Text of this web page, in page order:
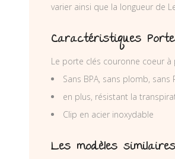
varier ainsi que la longueur de
Caractéristiques
Le porte clés couronne coeur
Sans BPA, sans plomb,
en plus, résistant la
Clip en acier inoxydable
Les modèles similaires